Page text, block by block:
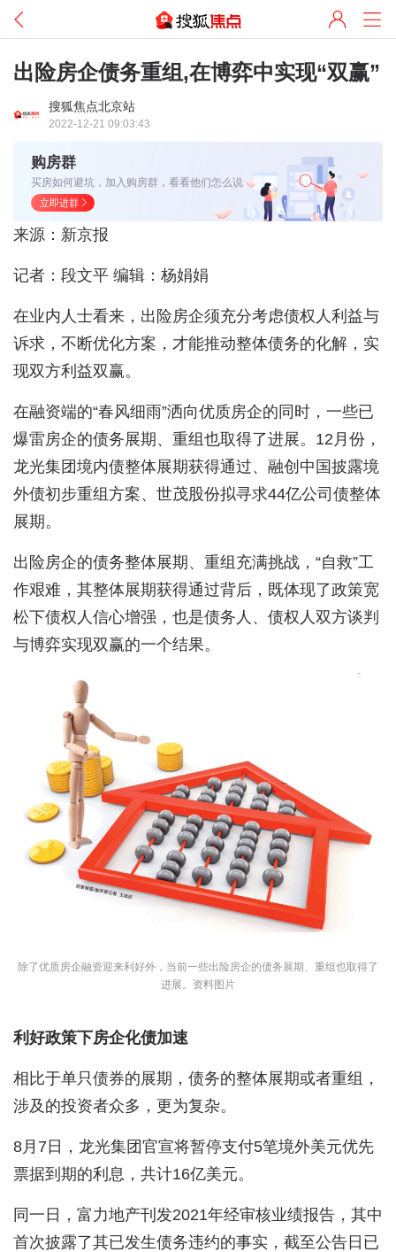
出险房企债务重组,在博弈中实现“双赢”
搜狐焦点北京站
2022-12-21 09:03:43
购房群
买房如何避坑，加入购房群，看看他们怎么说
立即进群
来源：新京报
记者：段文平 编辑：杨娟娟
在业内人士看来，出险房企须充分考虑债权人利益与
诉求，不断优化方案，才能推动整体债务的化解，实
现双方利益双赢。
在融资端的“春风细雨”洒向优质房企的同时，一些已
爆雷房企的债务展期、重组也取得了进展。12月份，
龙光集团境内债整体展期获得通过、融创中国披露境
外债初步重组方案、世茂股份拟寻求44亿公司债整体
展期。
出险房企的债务整体展期、重组充满挑战，“自救”工
作艰难，其整体展期获得通过背后，既体现了政策宽
松下债权人信心增强，也是债务人、债权人双方谈判
与博弈实现双赢的一个结果。
除了优质房企融资迎来利好外，当前一些出险房企的债务展期、重组也取得了
进展。资料图片
利好政策下房企化债加速
相比于单只债券的展期，债务的整体展期或者重组，
涉及的投资者众多，更为复杂。
8月7日，龙光集团官宣将暂停支付5笔境外美元优先
票据到期的利息，共计16亿美元。
同一日，富力地产刊发2021年经审核业绩报告，其中
首次披露了其已发生债务违约的事实，截至公告日已